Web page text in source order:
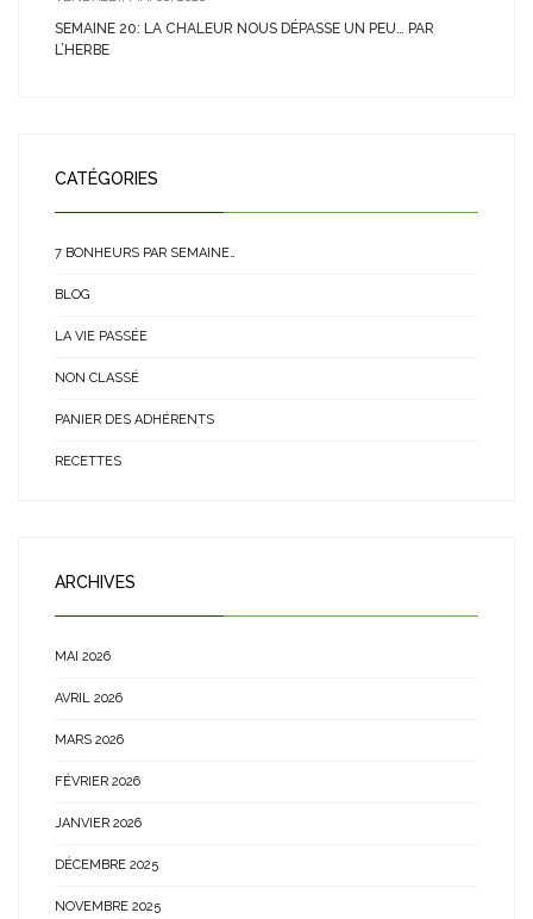
SEMAINE 20: LA CHALEUR NOUS DÉPASSE UN PEU… PAR
L’HERBE
CATÉGORIES
7 BONHEURS PAR SEMAINE…
BLOG
LA VIE PASSÉE
NON CLASSÉ
PANIER DES ADHÉRENTS
RECETTES
ARCHIVES
MAI 2026
AVRIL 2026
MARS 2026
FÉVRIER 2026
JANVIER 2026
DÉCEMBRE 2025
NOVEMBRE 2025